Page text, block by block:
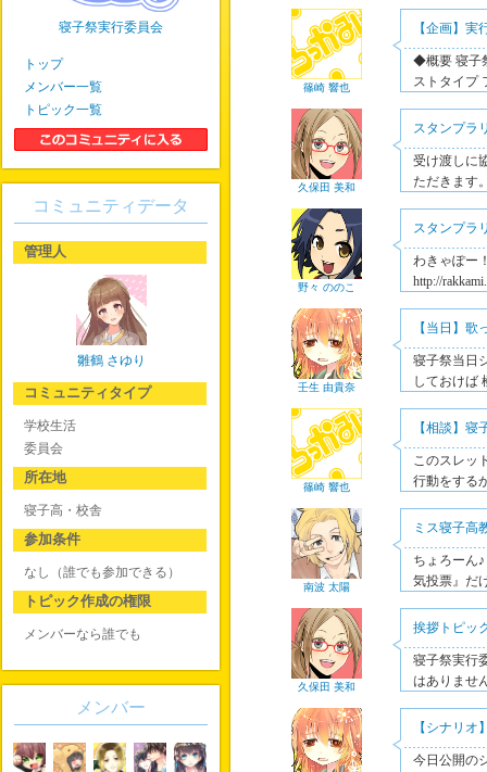
篠崎 響也
【企画】
◆概要 寝子
ストタイプ
久保田 美和
スタンプラ
受け渡しに
ただきます
野々 ののこ
スタンプラ
わきゃぽー
http://
壬生 由貴奈
【当日】歌
寝子祭当日
しておけば
篠崎 響也
【相談】
このスレッ
行動をする
南波 太陽
ミス寝子高
ちょろーん
気投票』だ
久保田 美和
挨拶トピッ
寝子祭実行
はありませ
【シナリ
今日公開の
寝子祭実行委員会
トップ
メンバー一覧
トピック一覧
コミュニティデータ
管理人
雛鶴 さゆり
コミュニティタイプ
学校生活
委員会
所在地
寝子高・校舎
参加条件
なし（誰でも参加できる）
トピック作成の権限
メンバーなら誰でも
メンバー